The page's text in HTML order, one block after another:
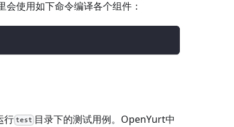
会使用如下命令编译各个组件：
行 test 目录下的测试用例。OpenYurt中